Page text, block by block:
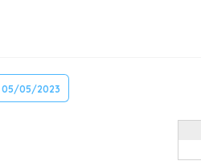
05/05/2023